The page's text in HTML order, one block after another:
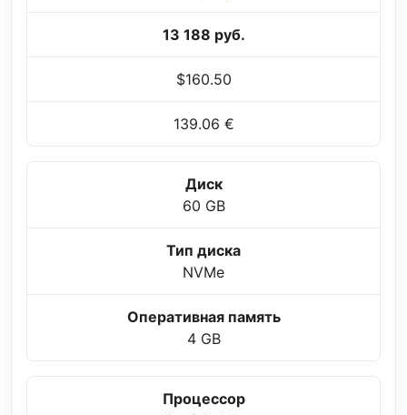
13 188 руб.
$160.50
139.06 €
Диск
60 GB
Тип диска
NVMe
Оперативная память
4 GB
Процессор